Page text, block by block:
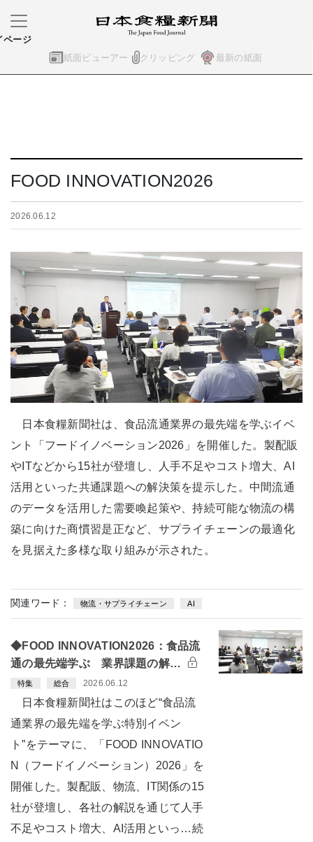
紙面ビューアー クリッピング 最新の紙面
ページ
FOOD INNOVATION2026
2026.06.12
日本食糧新聞社は、食品流通業界の最先端を学ぶイベ
ント「フードイノベーション2026」を開催した。製配販
やITなどから15社が登壇し、人手不足やコスト増大、AI
活用といった共通課題への解決策を提示した。中間流通
のデータを活用した需要喚起策や、持続可能な物流の構
築に向けた商慣習是正など、サプライチェーンの最適化
を見据えた多様な取り組みが示された。
関連ワード： 物流・サプライチェーン AI
◆FOOD INNOVATION2026：食品流
通の最先端学ぶ 業界課題の解…
特集 総合 2026.06.12
日本食糧新聞社はこのほど“食品流
通業界の最先端を学ぶ特別イベン
ト”をテーマに、「FOOD INNOVATIO
N（フードイノベーション）2026」を
開催した。製配販、物流、IT関係の15
社が登壇し、各社の解説を通じて人手
不足やコスト増大、AI活用といっ…続